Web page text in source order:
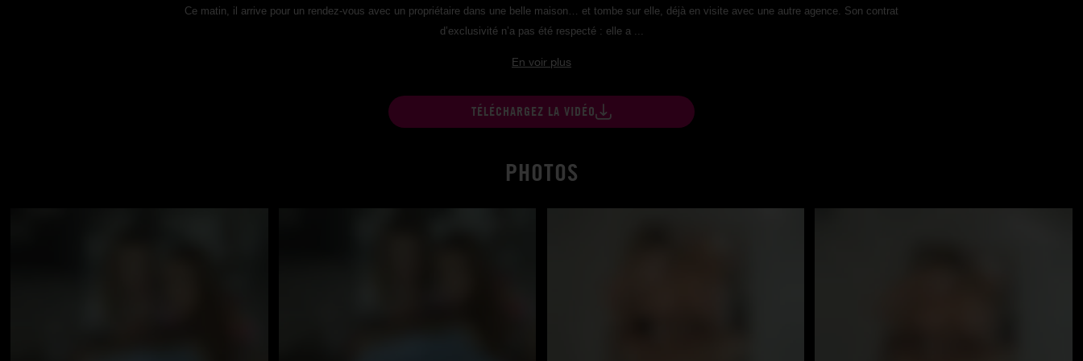
Ce matin, il arrive pour un rendez-vous avec un propriétaire dans une belle maison… et tombe sur elle, déjà en visite avec une autre agence. Son contrat
d’exclusivité n’a pas été respecté : elle a ...
En voir plus
TÉLÉCHARGEZ LA VIDÉO
PHOTOS